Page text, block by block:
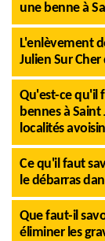
une benne à
L'enlèvement
Julien Sur
Qu'est-ce qu'il
bennes à Saint
localités
Ce qu'il faut
le débarras
Que faut-il
éliminer les